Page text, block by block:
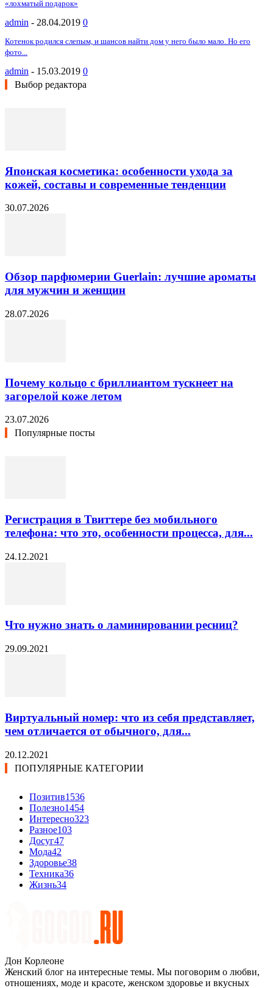
«лохматый подарок»
admin - 28.04.2019 0
Котенок родился слепым, и шансов найти дом у него было мало. Но его
фото...
admin - 15.03.2019 0
Выбор редактора
Японская косметика: особенности ухода за
кожей, составы и современные тенденции
30.07.2026
Обзор парфюмерии Guerlain: лучшие ароматы
для мужчин и женщин
28.07.2026
Почему кольцо с бриллиантом тускнеет на
загорелой коже летом
23.07.2026
Популярные посты
Регистрация в Твиттере без мобильного
телефона: что это, особенности процесса, для...
24.12.2021
Что нужно знать о ламинировании ресниц?
29.09.2021
Виртуальный номер: что из себя представляет,
чем отличается от обычного, для...
20.12.2021
ПОПУЛЯРНЫЕ КАТЕГОРИИ
Позитив1536
Полезно1454
Интересно323
Разное103
Досуг47
Мода42
Здоровье38
Техника36
Жизнь34
Дон Корлеоне
Женский блог на интересные темы. Мы поговорим о любви,
отношениях, моде и красоте, женском здоровье и вкусных